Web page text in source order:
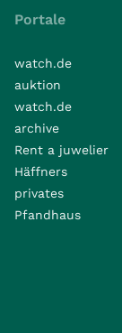
Portale
watch.de
auktion
watch.de
archive
Rent a juwelier
Häffners
privates
Pfandhaus